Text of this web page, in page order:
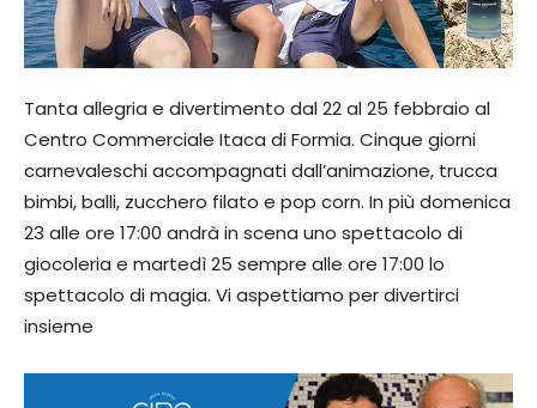
Tanta allegria e divertimento dal 22 al 25 febbraio al
Centro Commerciale Itaca di Formia. Cinque giorni
carnevaleschi accompagnati dall’animazione, trucca
bimbi, balli, zucchero filato e pop corn. In più domenica
23 alle ore 17:00 andrà in scena uno spettacolo di
giocoleria e martedì 25 sempre alle ore 17:00 lo
spettacolo di magia. Vi aspettiamo per divertirci
insieme